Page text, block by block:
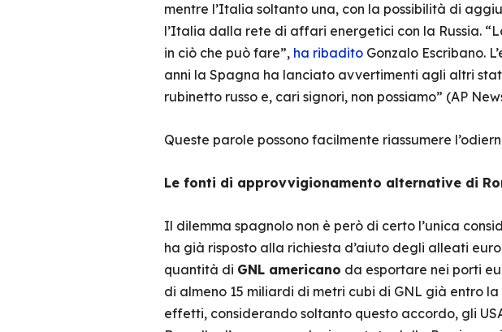
mentre l’Italia soltanto una, con la possibilità di
l’Italia dalla rete di affari energetici con la Russia.
in ciò che può fare”, ha ribaditoGonzalo Escribano.
anni la Spagna ha lanciato avvertimenti agli altri
rubinetto russo e, cari signori, non possiamo” (AP
Queste parole possono facilmente riassumere
Le fonti di approvvigionamento alternative di
Il dilemma spagnolo non è però di certo l’unica
ha già risposto alla richiesta d’aiuto degli alleati
quantità di GNL americano da esportare nei porti
di almeno 15 miliardi di metri cubi di GNL già entro
effetti, considerando soltanto questo accordo, gli